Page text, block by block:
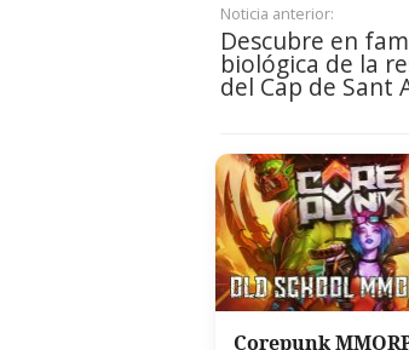
Noticia anterior:
Descubre en
biológica de la
del Cap de Sant
Corepunk